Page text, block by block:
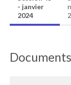
- janvier
2024